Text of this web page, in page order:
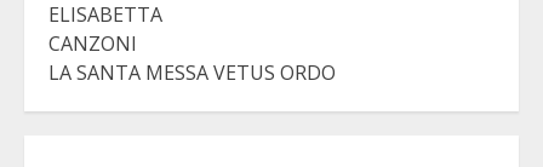
ELISABETTA
CANZONI
LA SANTA MESSA VETUS ORDO